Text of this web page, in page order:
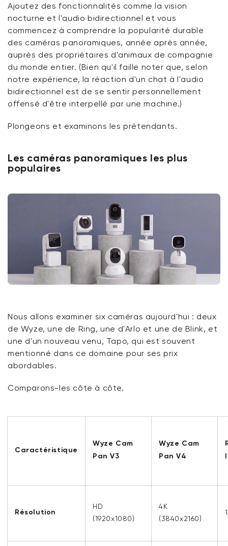
Ajoutez des fonctionnalités comme la vision
nocturne et l'audio bidirectionnel et vous
commencez à comprendre la popularité durable
des caméras panoramiques, année après année,
auprès des propriétaires d'animaux de compagnie
du monde entier. (Bien qu'il faille noter que, selon
notre expérience, la réaction d'un chat à l'audio
bidirectionnel est de se sentir personnellement
offensé d'être interpellé par une machine.)
Plongeons et examinons les prétendants.
Les caméras panoramiques les plus
populaires
Nous allons examiner six caméras aujourd'hui : deux
de Wyze, une de Ring, une d'Arlo et une de Blink, et
une d'un nouveau venu, Tapo, qui est souvent
mentionné dans ce domaine pour ses prix
abordables.
Comparons-les côte à côte.
Caractéristique
Wyze Cam
Pan V3
Wyze Cam
Pan V4
Résolution
HD
(1920x1080)
4K
(3840x2160)